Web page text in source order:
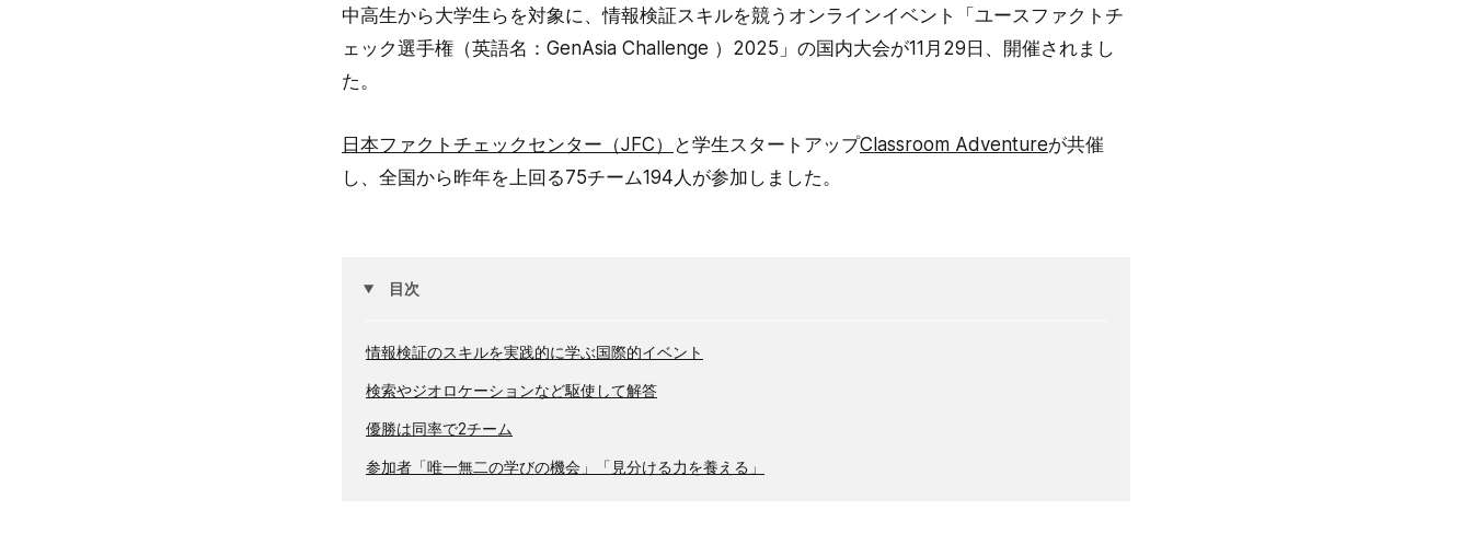
中高生から大学生らを対象に、情報検証スキルを競うオンラインイベント「ユースファクトチ
ェック選手権（英語名：GenAsia Challenge ）2025」の国内大会が11月29日、開催されまし
た。
日本ファクトチェックセンター（JFC） と学生スタートアップClassroom Adventureが共催
し、全国から昨年を上回る75チーム194人が参加しました。
目次
情報検証のスキルを実践的に学ぶ国際的イベント
検索やジオロケーションなど駆使して解答
優勝は同率で2チーム
参加者「唯一無二の学びの機会」「見分ける力を養える」